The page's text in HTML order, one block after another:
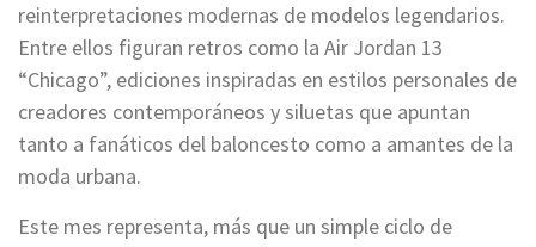
reinterpretaciones modernas de modelos legendarios.
Entre ellos figuran retros como la Air Jordan 13
“Chicago”, ediciones inspiradas en estilos personales de
creadores contemporáneos y siluetas que apuntan
tanto a fanáticos del baloncesto como a amantes de la
moda urbana.
Este mes representa, más que un simple ciclo de